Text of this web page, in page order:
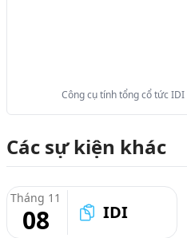
Công cụ tính tổng cổ tức
Các sự kiện khác
Tháng 11
08 IDI